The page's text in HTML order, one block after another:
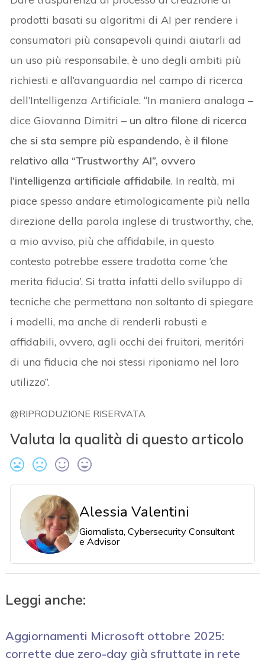
prodotti basati su algoritmi di AI per rendere i
consumatori più consapevoli quindi aiutarli ad
un uso più responsabile, è uno degli ambiti più
richiesti e all’avanguardia nel campo di ricerca
dell’Intelligenza Artificiale. “In maniera analoga –
dice Giovanna Dimitri – un altro filone di ricerca
che si sta sempre più espandendo, è il filone
relativo alla “Trustworthy AI”, ovvero
l’intelligenza artificiale affidabile. In realtà, mi
piace spesso andare etimologicamente più nella
direzione della parola inglese di trustworthy, che,
a mio avviso, più che affidabile, in questo
contesto potrebbe essere tradotta come ‘che
merita fiducia’. Si tratta infatti dello sviluppo di
tecniche che permettano non soltanto di spiegare
i modelli, ma anche di renderli robusti e
affidabili, ovvero, agli occhi dei fruitori, meritóri
di una fiducia che noi stessi riponiamo nel loro
utilizzo”.
@RIPRODUZIONE RISERVATA
Valuta la qualità di questo articolo
Alessia Valentini
Giornalista, Cybersecurity Consultant
e Advisor
Leggi anche:
Aggiornamenti Microsoft ottobre 2025:
corrette due zero-day già sfruttate in rete